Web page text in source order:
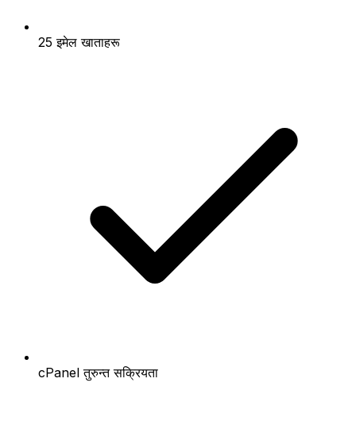
25 इमेल खाताहरू
cPanel तुरुन्त सक्रियता